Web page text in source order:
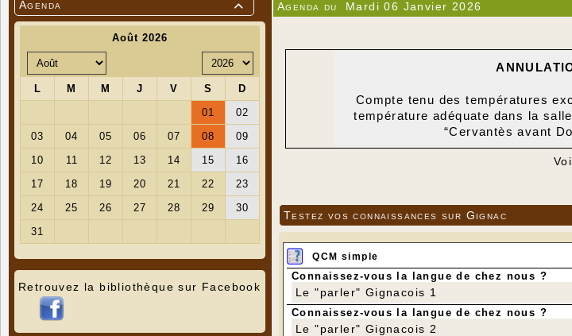

Agenda
Retrouvez la bibliothèque sur Facebook
Agenda du Mardi 06 Janvier 2026
Compte tenu des températures
température adéquate dans la
“Cervantès avant
Testez vos connaissances sur Gignac
QCM simple
Connaissez-vous la langue de chez nous ?
Le "parler" Gignacois 1
Connaissez-vous la langue de chez nous ?
Le "parler" Gignacois 2